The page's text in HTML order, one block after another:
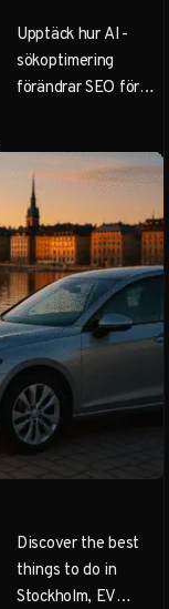
Upptäck hur AI-
sökoptimering
förändrar SEO för
steg för att optimera
innehåll för ChatGPT
och Google Gemini,
och undvik misstag
inför 2026. Bli
synlig i AI-drivna
sökningar.
Discover the best
things to do in
Stockholm, EV